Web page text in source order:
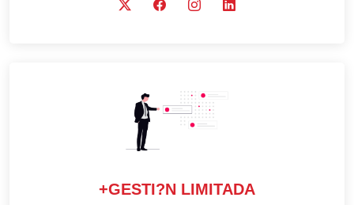
+GESTI?N LIMITADA